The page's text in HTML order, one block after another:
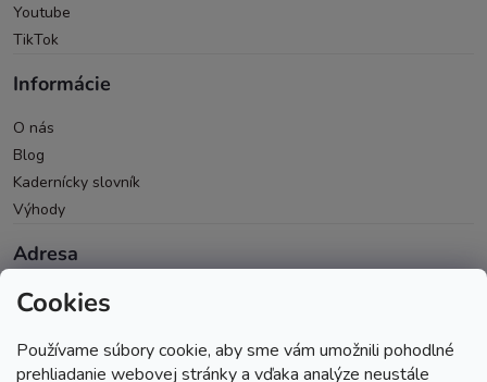
Cookies
Používame súbory cookie, aby sme vám umožnili pohodlné
prehliadanie webovej stránky a vďaka analýze neustále
Youtube
TikTok
Informácie
O nás
Blog
Kadernícky slovník
Výhody
Adresa
Oravická 614/14
Okres Tvrdošín